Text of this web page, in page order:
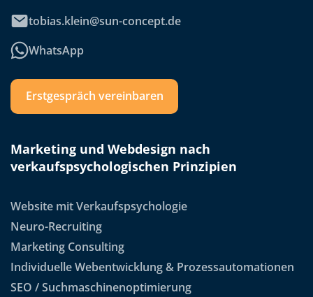
tobias.klein@sun-concept.de
WhatsApp
Erstgespräch vereinbaren
Marketing und Webdesign nach
verkaufspsychologischen Prinzipien
Website mit Verkaufspsychologie
Neuro-Recruiting
Marketing Consulting
Individuelle Webentwicklung & Prozessautomationen
SEO / Suchmaschinenoptimierung